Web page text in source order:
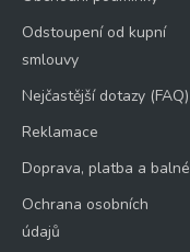
Odstoupení od kupní
smlouvy
Nejčastější dotazy (FAQ)
Reklamace
Doprava, platba a balné
Ochrana osobních
údajů